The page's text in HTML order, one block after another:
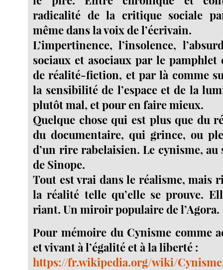
radicalité de la critique sociale
même dans la voix de l’écrivain.
L’impertinence, l’insolence,
sociaux et asociaux par le pamphlet
de réalité-fiction, et par là comme
la sensibilité de l’espace et de la
plutôt mal, et pour en faire mieux.
Quelque chose qui est plus que du
du documentaire, qui grince, ou
d’un rire rabelaisien. Le cynisme, au
de Sinope.
Tout est vrai dans le réalisme, mais
la réalité telle qu’elle se prouve.
riant. Un miroir populaire de l’Agora.
Pour mémoire du Cynisme comme
et vivant à l’égalité et à la liberté :
https://fr.wikipedia.org/wiki/Cynisme